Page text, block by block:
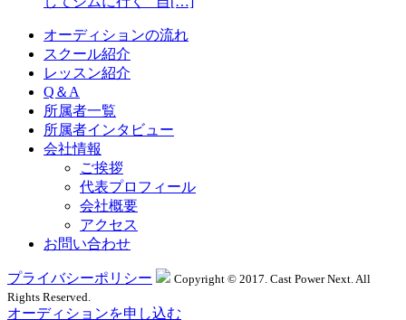
オーディションの流れ
スクール紹介
レッスン紹介
Q＆A
所属者一覧
所属者インタビュー
会社情報
ご挨拶
代表プロフィール
会社概要
アクセス
お問い合わせ
プライバシーポリシー
Copyright © 2017. Cast Power Next. All
Rights Reserved.
オーディションを申し込む